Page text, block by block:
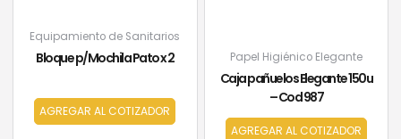
Equipamiento de Sanitarios
Bloque p/Mochila Pato x 2
AGREGAR AL COTIZADOR
Papel Higiénico Elegante
Caja pañuelos Elegante 150u
– Cod 987
AGREGAR AL COTIZADOR